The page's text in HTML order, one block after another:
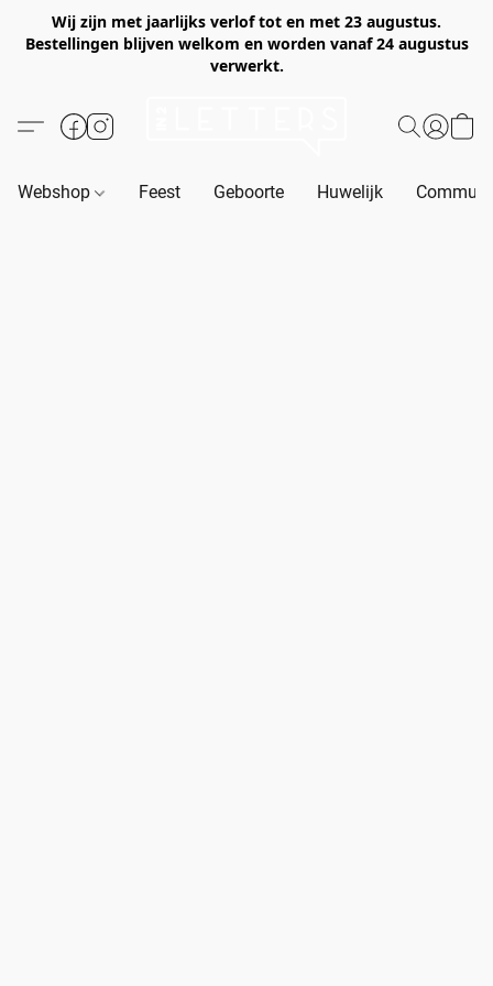
Wij zijn met jaarlijks verlof tot en met 23 augustus.
Bestellingen blijven welkom en worden vanaf 24 augustus
verwerkt.
Webshop Feest Geboorte Huwelijk